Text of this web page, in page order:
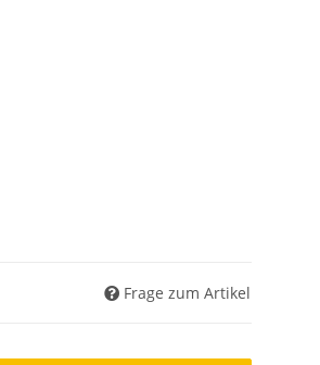
Frage zum Artikel